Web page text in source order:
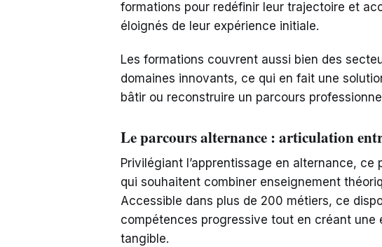
formations pour redéfinir leur trajectoire et
éloignés de leur expérience initiale.
Les formations couvrent aussi bien des
domaines innovants, ce qui en fait une
bâtir ou reconstruire un parcours
Le parcours alternance : articulation
Privilégiant l’apprentissage en alternance, ce
qui souhaitent combiner enseignement
Accessible dans plus de 200 métiers, ce
compétences progressive tout en créant une
tangible.